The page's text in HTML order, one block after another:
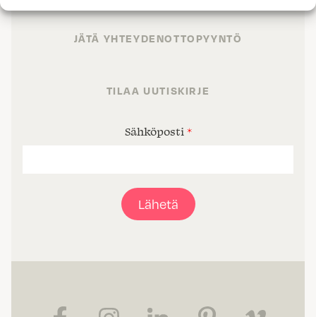
JÄTÄ YHTEYDENOTTOPYYNTÖ
TILAA UUTISKIRJE
Sähköposti *
Lähetä